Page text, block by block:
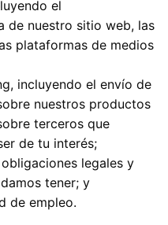
el
de nuestro sitio web, las
plataformas de medios
incluyendo el envío de
nuestros productos
terceros que
de tu interés;
legales y
tener; y
de empleo.